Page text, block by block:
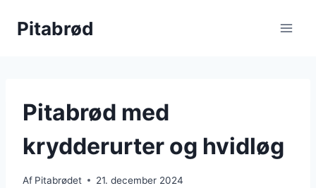
Pitabrød
Pitabrød med
krydderurter og hvidløg
Af Pitabrødet 21. december 2024